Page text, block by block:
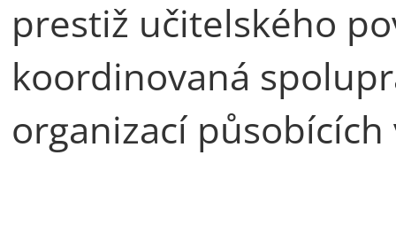
prestiž učitelského
koordinovaná
organizací